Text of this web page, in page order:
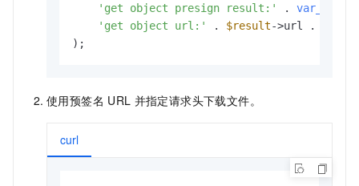
'get object presign result:'
.
'get object url:'
. $result->url
使用预签名 URL 并指定请求头下载文件。
curl